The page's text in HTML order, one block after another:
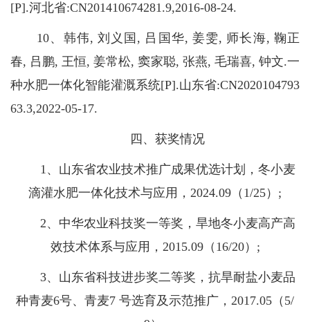
[P].河北省:CN201410674281.9,2016-08-24.
10、韩伟, 刘义国, 吕国华, 姜雯, 师长海, 鞠正
春, 吕鹏, 王恒, 姜常松, 窦家聪, 张燕, 毛瑞喜, 钟文.一
种水肥一体化智能灌溉系统[P].山东省:CN2020104793
63.3,2022-05-17.
四、获奖情况
1、山东省农业技术推广成果优选计划，冬小麦
滴灌水肥一体化技术与应用，2024.09（1/25）;
2、中华农业科技奖一等奖，旱地冬小麦高产高
效技术体系与应用，2015.09（16/20）;
3、山东省科技进步奖二等奖，抗旱耐盐小麦品
种青麦6号、青麦7 号选育及示范推广，2017.05（5/